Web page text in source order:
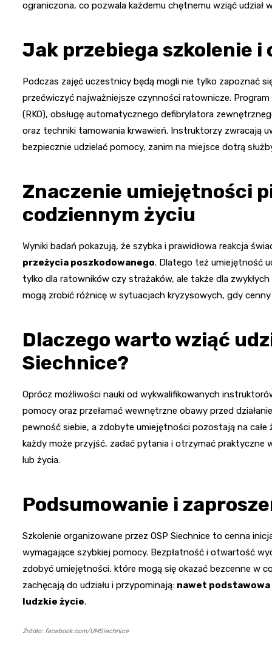
ograniczona, co pozwala każdemu chętnemu wziąć udział
Jak przebiega szkolenie i
Podczas zajęć uczestnicy będą mogli nie tylko zapoznać
przećwiczyć najważniejsze czynności ratownicze.
(RKO), obsługę automatycznego defibrylatora
oraz techniki tamowania krwawień. Instruktorzy zwracają
bezpiecznie udzielać pomocy, zanim na miejsce dotrą
Znaczenie umiejętności
codziennym życiu
Wyniki badań pokazują, że szybka i prawidłowa reakcja
przeżycia poszkodowanego. Dlatego też umiejętność
tylko dla ratowników czy strażaków, ale także dla
mogą zrobić różnicę w sytuacjach kryzysowych, gdy
Dlaczego warto wziąć
Siechnice?
Oprócz możliwości nauki od wykwalifikowanych
pomocy oraz przełamać wewnętrzne obawy przed
pewność siebie, a zdobyte umiejętności pozostają na
każdy może przyjść, zadać pytania i otrzymać praktyczne
lub życia.
Podsumowanie i
Szkolenie organizowane przez OSP Siechnice to cenna
wymagające szybkiej pomocy. Bezpłatność i otwartość
zdobyć umiejętności, które mogą się okazać bezcenne w
zachęcają do udziału i przypominają: nawet
ludzkie życie.
Źródło: facebook.com/UMSiechnice